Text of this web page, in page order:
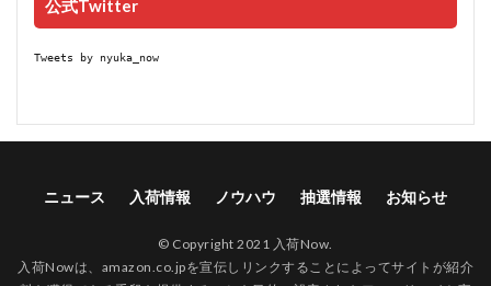
公式Twitter
Tweets by nyuka_now
ニュース 入荷情報 ノウハウ 抽選情報 お知らせ
© Copyright 2021 入荷Now.
入荷Nowは、amazon.co.jpを宣伝しリンクすることによってサイトが紹介